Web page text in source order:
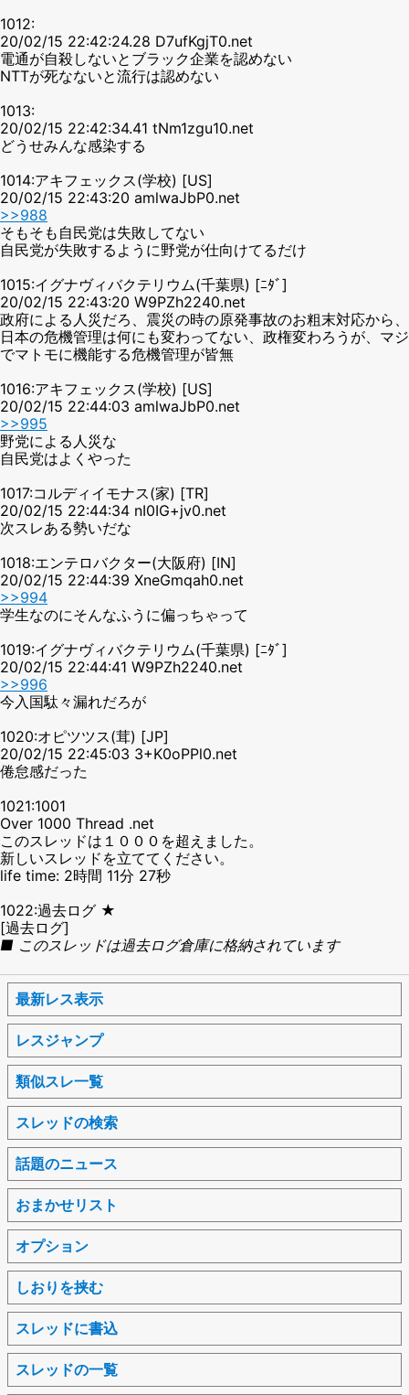
1012:
20/02/15 22:42:24.28 D7ufKgjT0.net
電通が自殺しないとブラック企業を認めない
NTTが死なないと流行は認めない
1013:
20/02/15 22:42:34.41 tNm1zgu10.net
どうせみんな感染する
1014:アキフェックス(学校) [US]
20/02/15 22:43:20 amlwaJbP0.net
>>988
そもそも自民党は失敗してない
自民党が失敗するように野党が仕向けてるだけ
1015:イグナヴィバクテリウム(千葉県) [ﾆﾀﾞ]
20/02/15 22:43:20 W9PZh2240.net
政府による人災だろ、震災の時の原発事故のお粗末対応から、
日本の危機管理は何にも変わってない、政権変わろうが、マジ
でマトモに機能する危機管理が皆無
1016:アキフェックス(学校) [US]
20/02/15 22:44:03 amlwaJbP0.net
>>995
野党による人災な
自民党はよくやった
1017:コルディイモナス(家) [TR]
20/02/15 22:44:34 nI0IG+jv0.net
次スレある勢いだな
1018:エンテロバクター(大阪府) [IN]
20/02/15 22:44:39 XneGmqah0.net
>>994
学生なのにそんなふうに偏っちゃって
1019:イグナヴィバクテリウム(千葉県) [ﾆﾀﾞ]
20/02/15 22:44:41 W9PZh2240.net
>>996
今入国駄々漏れだろが
1020:オピツツス(茸) [JP]
20/02/15 22:45:03 3+K0oPPl0.net
倦怠感だった
1021:1001
Over 1000 Thread .net
このスレッドは１０００を超えました。
新しいスレッドを立ててください。
life time: 2時間 11分 27秒
1022:過去ログ ★
[過去ログ]
■ このスレッドは過去ログ倉庫に格納されています
最新レス表示
レスジャンプ
類似スレ一覧
スレッドの検索
話題のニュース
おまかせリスト
オプション
しおりを挟む
スレッドに書込
スレッドの一覧